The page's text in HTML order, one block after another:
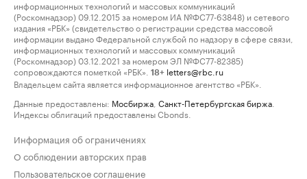
информационных технологий и массовых коммуникаций
(Роскомнадзор) 09.12.2015 за номером ИА №ФС77-63848) и сетевого
издания «РБК» (свидетельство о регистрации средства массовой
информации выдано Федеральной службой по надзору в сфере связи,
информационных технологий и массовых коммуникаций
(Роскомнадзор) 03.12.2021 за номером ЭЛ №ФС77-82385)
сопровождаются пометкой «РБК».
18+ letters@rbc.ru
Владельцем сайта является информационное агентство «РБК».
Данные предоставлены: Мосбиржа Санкт-Петербургская биржа
Индексы облигаций предоставлены Cbonds.
Информация об ограничениях
О соблюдении авторских прав
Пользовательское соглашение